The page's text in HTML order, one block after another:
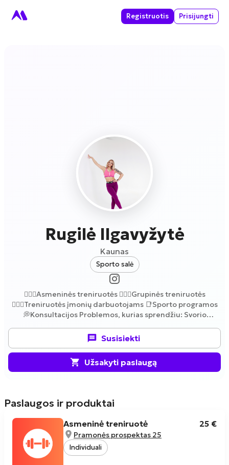
Registruotis Prisijungti
Rugilė Ilgavyžytė
Kaunas
Sporto salė
🧘🏼‍♀️Asmeninės treniruotės 🤸🏼‍♀️Grupinės treniruotės
🦹🏼‍♀️Treniruotės įmonių darbuotojams 📑Sporto programos
💭Konsultacijos Problemos, kurias sprendžiu: Svorio
auginimas Laikysenos korekcija Sklandus grįžimas į fizinį
aktyvumą po traumų ar ilgesnės pertraukos.
Susisiekti
Užsakyti paslaugą
Paslaugos ir produktai
Asmeninė treniruotė 25 €
Pramonės prospektas 25
Individuali